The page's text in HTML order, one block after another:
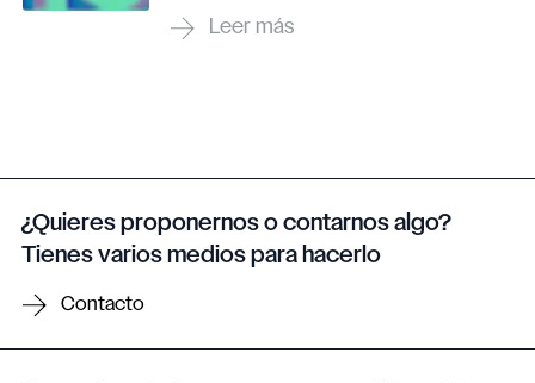
¿Quieres proponernos o contarnos algo?
Tienes varios medios para hacerlo
Contacto